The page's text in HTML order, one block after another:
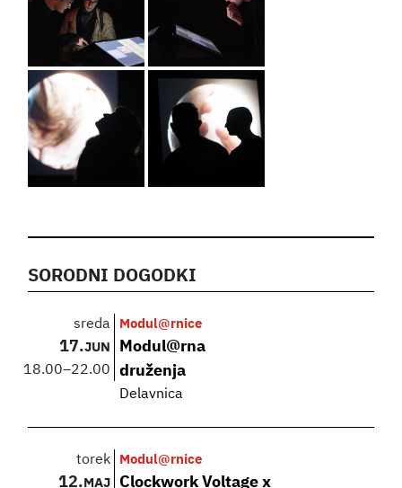
SORODNI DOGODKI
sreda
17.JUN
18.00–22.00
Modul@rnice
Modul@rna
druženja
Delavnica
torek
12. MAJ
Modul@rnice
Clockwork Voltage x